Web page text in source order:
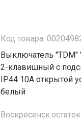
Код товара:
Выключатель "TDM"
2-клавишный с
IP44 10А открытой
белый
Воскресенскостаток: